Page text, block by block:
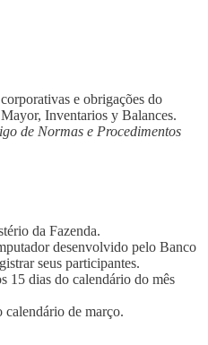
e obrigações do
Inventarios y Balances.
de Normas e Procedimentos
da Fazenda.
desenvolvido pelo Banco
seus participantes.
15 dias do calendário do mês
calendário de março.